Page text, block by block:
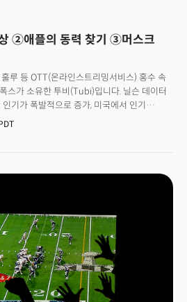
②애플의 동력 찾기 ③머스크
루 등 OTT(온라인스트리밍서비스) 홍수 속
스가 소유한 투비(Tubi)입니다. 닐슨 데이터
기가 폭발적으로 증가, 미국에서 인기
니다. 투비는 6월 시청시간에서
스, 피콕 등을 꾸준히 앞질렀고,
죠. 이후 성장세에 래클런 머독 폭스
투자자콜에서 투비를 언급하는 것으로
이상입니다. 시청자 46%는 흑인으로
인 시청자보다 높은 OTT였습니다. 흑인
죠. 👉 '오래된 콘텐츠, 스타 없음, 저예산
결은 무료, 상대적으로 저렴한 콘텐츠 조달비,
투비는 다른 스트리밍 사와는 달리 무료로
할 수 있어 사용자들의 진입장벽이 낮죠. 로쿠,
리지널 콘텐츠를 제작하거나 프리미엄